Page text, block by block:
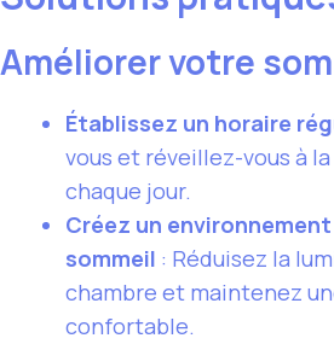
Améliorer votre
Établissez un horaire
vous et réveillez-vous à
chaque jour.
Créez un
sommeil : Réduisez la
chambre et maintenez
confortable.